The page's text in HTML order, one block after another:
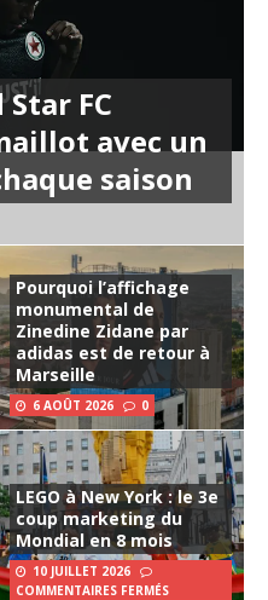
FC
avec un
saison
Pourquoi l’affichage
monumental de
Zinedine Zidane par
adidas est de retour à
Marseille
6 AOÛT 2026 0
LEGO à New York : le 3e
coup marketing du
Mondial en 8 mois
10 JUILLET 2026
COMMENTAIRES FERMÉS